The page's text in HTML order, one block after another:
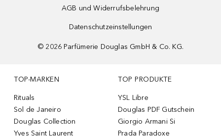
AGB und Widerrufsbelehrung
Datenschutzeinstellungen
© 2026 Parfümerie Douglas GmbH & Co. KG.
TOP-MARKEN
Rituals
Sol de Janeiro
Douglas Collection
Yves Saint Laurent
TOP PRODUKTE
YSL Libre
Douglas PDF Gutschein
Giorgio Armani Si
Prada Paradoxe